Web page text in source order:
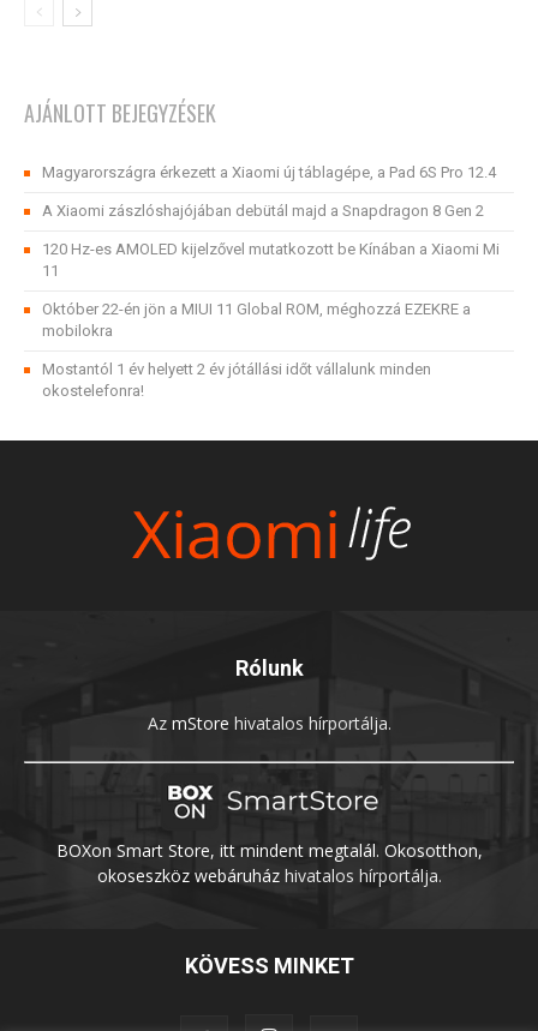
AJÁNLOTT BEJEGYZÉSEK
Magyarországra érkezett a Xiaomi új táblagépe, a Pad 6S Pro 12.4
A Xiaomi zászlóshajójában debütál majd a Snapdragon 8 Gen 2
120 Hz-es AMOLED kijelzővel mutatkozott be Kínában a Xiaomi Mi
11
Október 22-én jön a MIUI 11 Global ROM, méghozzá EZEKRE a
mobilokra
Mostantól 1 év helyett 2 év jótállási időt vállalunk minden
okostelefonra!
Rólunk
Az mStore hivatalos hírportálja.
BOXon Smart Store, itt mindent megtalál. Okosotthon,
okoseszköz webáruházhivatalos hírportálja.
KÖVESS MINKET